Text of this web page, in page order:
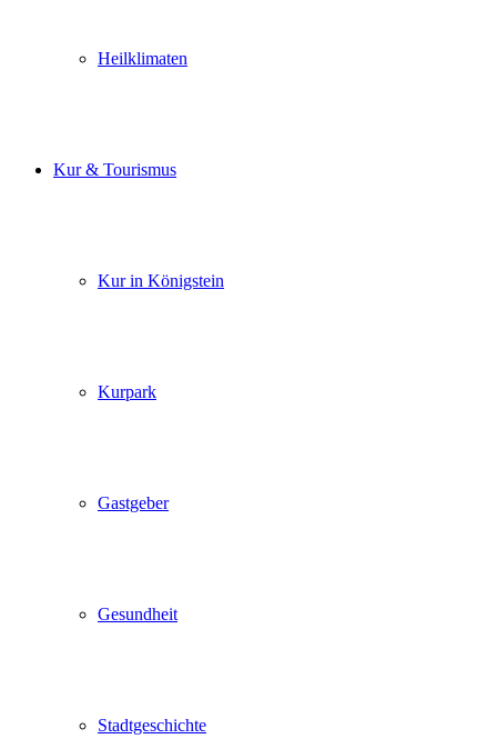
Heilklimaten
Kur & Tourismus
Kur in Königstein
Kurpark
Gastgeber
Gesundheit
Stadtgeschichte